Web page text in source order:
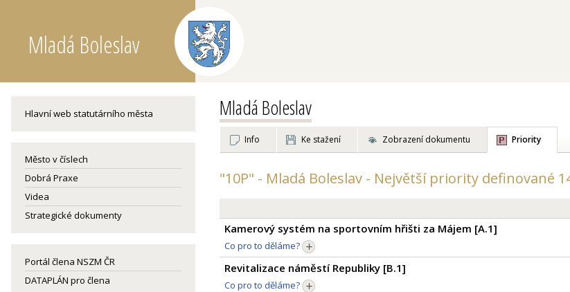
Mladá Boleslav
Hlavní web statutárního města
Město v číslech
Dobrá Praxe
Videa
Strategické dokumenty
Portál člena NSZM ČR
DATAPLÁN pro člena
Mladá Boleslav
Info Ke stažení Zobrazení dokumentu Priority
"10P" - Mladá Boleslav - Největší priority definované
Kamerový systém na sportovním hřišti za Májem [A.1]
Co pro to děláme?
Revitalizace náměstí Republiky [B.1]
Co pro to děláme?